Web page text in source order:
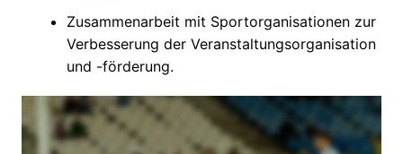
Zusammenarbeit mit Sportorganisationen zur
Verbesserung der Veranstaltungsorganisation
und -förderung.